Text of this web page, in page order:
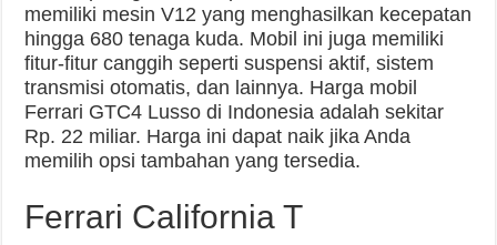
memiliki mesin V12 yang menghasilkan kecepatan
hingga 680 tenaga kuda. Mobil ini juga memiliki
fitur-fitur canggih seperti suspensi aktif, sistem
transmisi otomatis, dan lainnya. Harga mobil
Ferrari GTC4 Lusso di Indonesia adalah sekitar
Rp. 22 miliar. Harga ini dapat naik jika Anda
memilih opsi tambahan yang tersedia.
Ferrari California T